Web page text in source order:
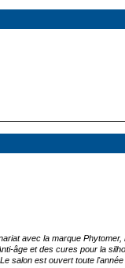
avec la marque
âge et des cures pour la
salon est ouvert toute